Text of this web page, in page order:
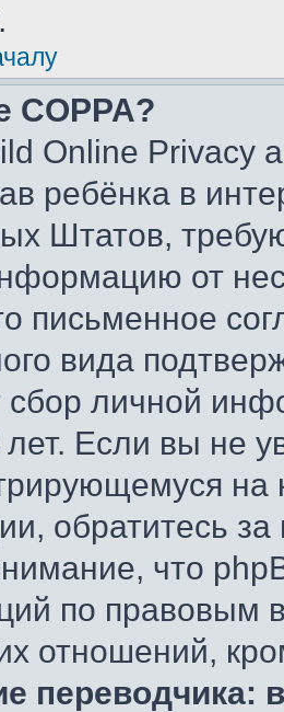
COPPA?
Online Privacy
ребёнка в
Штатов,
от
письменное
вида
личной
Если вы не
обратитесь
что
по правовым
отношений,
переводчика: